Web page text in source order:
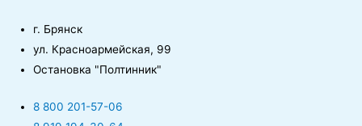
г. Брянск
ул. Красноармейская, 99
Остановка "Полтинник"
8 800 201-57-06